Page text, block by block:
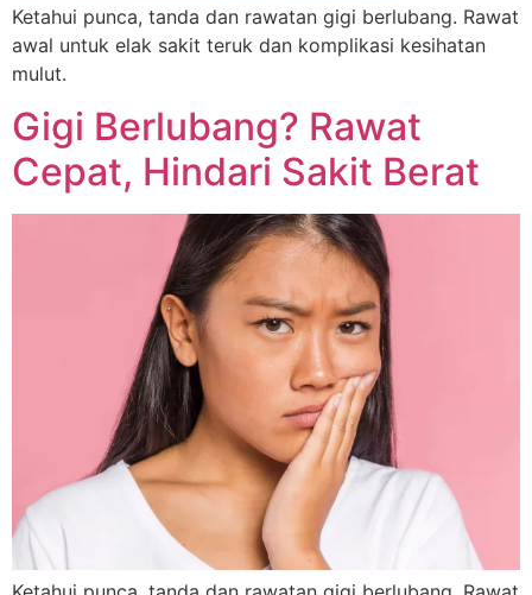
Ketahui punca, tanda dan rawatan gigi berlubang. Rawat
awal untuk elak sakit teruk dan komplikasi kesihatan
mulut.
Gigi Berlubang? Rawat
Cepat, Hindari Sakit Berat